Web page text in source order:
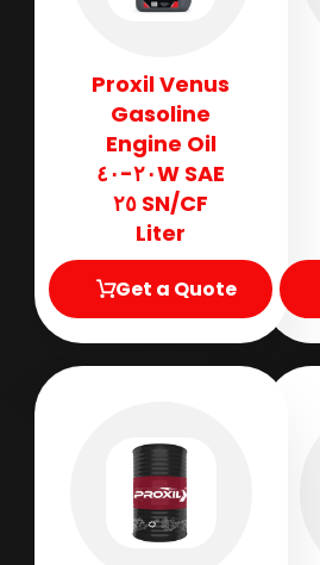
Proxil Venus
Gasoline
Engine Oil
SAE ٢٠W-٤٠
SN/CF ٢٥
Liter
Get a Quote